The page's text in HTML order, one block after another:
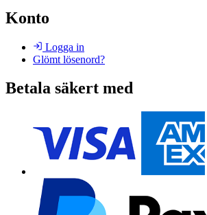
Konto
Logga in
Glömt lösenord?
Betala säkert med